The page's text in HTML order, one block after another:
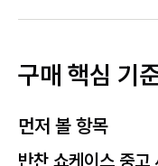
구매 핵심 기
먼저 볼 항목
반찬 쇼케이스 중고